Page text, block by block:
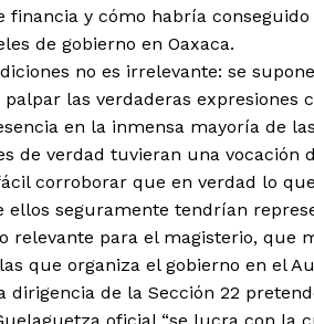
financia y cómo habría
de gobierno en Oaxaca.
no es irrelevante: se
las verdaderas
en la inmensa mayoría de
de verdad tuvieran una
corroborar que en verdad lo
seguramente tendrían
relevante para el magisterio, que
que organiza el gobierno en el
dirigencia de la Sección 22